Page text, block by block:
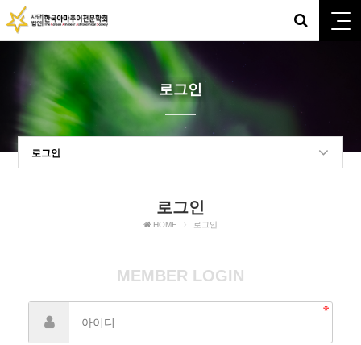
로그인
로그인
로그인
HOME 로그인
MEMBER LOGIN